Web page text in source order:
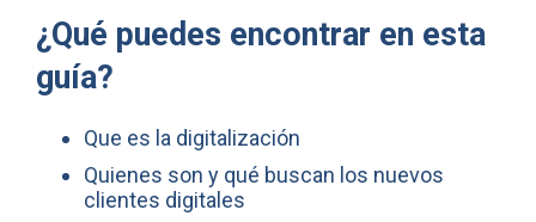
¿Qué puedes encontrar en esta
guía?
Que es la digitalización
Quienes son y qué buscan los nuevos
clientes digitales